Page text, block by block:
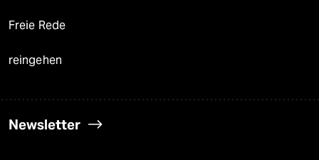
Freie Rede
reingehen
Newsletter